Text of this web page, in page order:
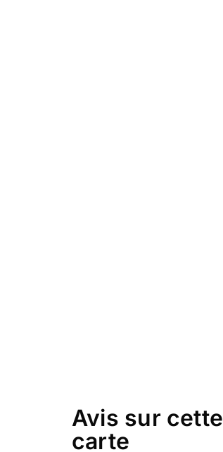
Avis sur cette
carte